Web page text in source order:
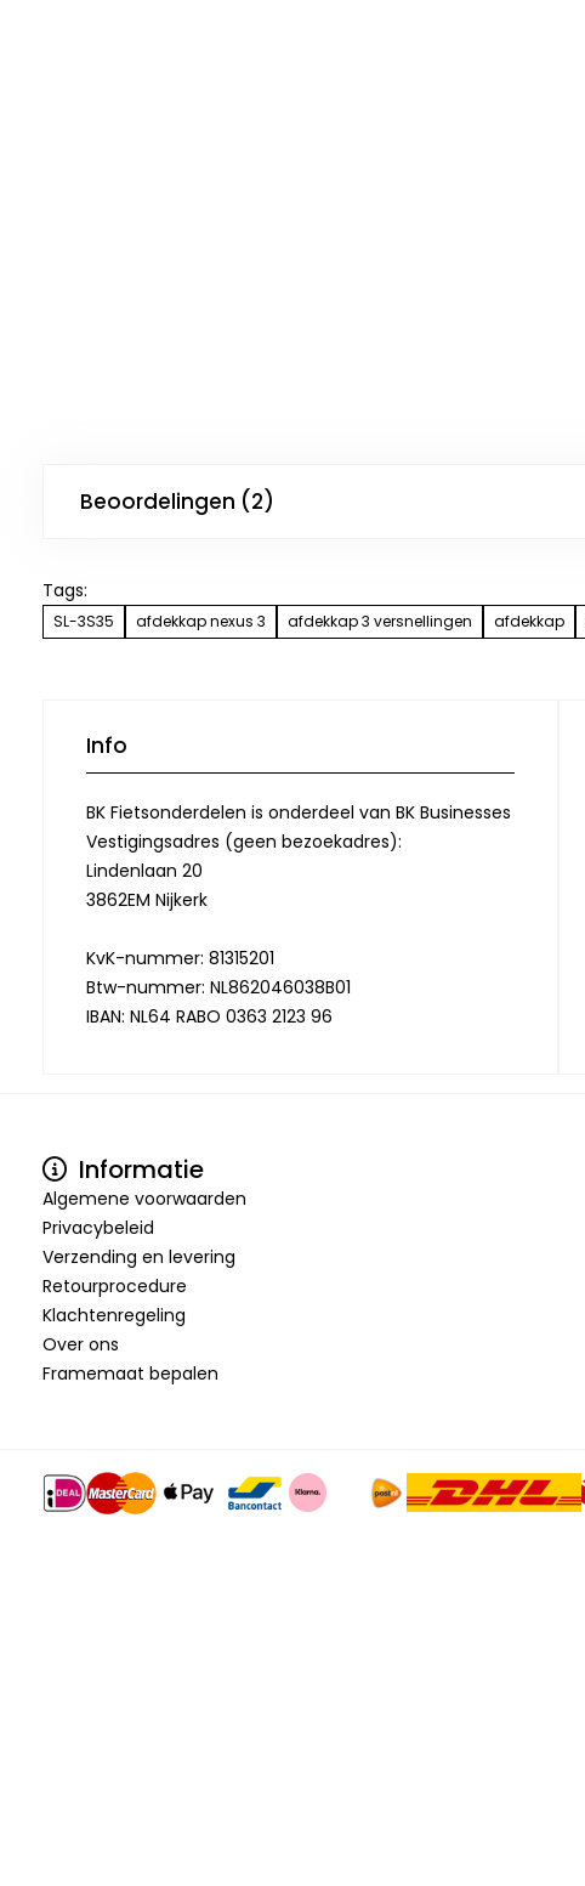
Beoordelingen (2)
Tags:
SL-3S35 afdekkap nexus 3 afdekkap 3 versnellingen afdekkap
Info
BK Fietsonderdelen is onderdeel van BK Businesses
Vestigingsadres (geen bezoekadres):
Lindenlaan 20
3862EM Nijkerk
KvK-nummer: 81315201
Btw-nummer: NL862046038B01
IBAN: NL64 RABO 0363 2123 96
Informatie
Algemene voorwaarden
Privacybeleid
Verzending en levering
Retourprocedure
Klachtenregeling
Over ons
Framemaat bepalen